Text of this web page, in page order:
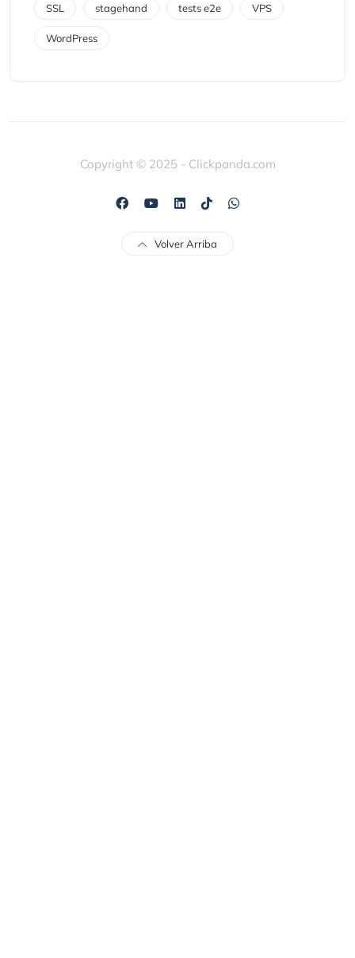
SSL stagehand tests e2e VPS
WordPress
Copyright © 2025 - Clickpanda.com
Volver Arriba